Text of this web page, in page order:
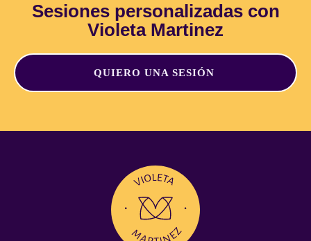
Sesiones personalizadas con
Violeta Martinez
QUIERO UNA SESIÓN